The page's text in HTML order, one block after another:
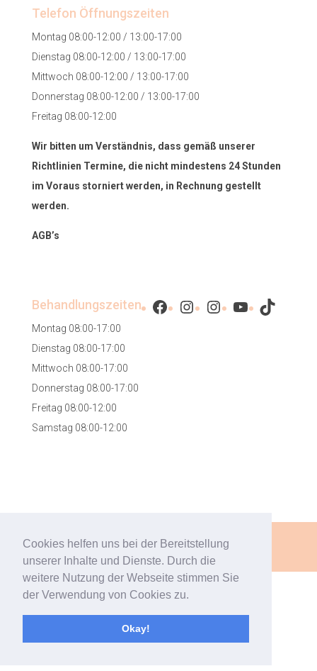
Cookies helfen uns bei der Bereitstellung
unserer Inhalte und Dienste. Durch die
weitere Nutzung der Webseite stimmen Sie
der Verwendung von Cookies zu.
Okay!
Telefon Öffnungszeiten
Montag 08:00-12:00 / 13:00-17:00
Dienstag 08:00-12:00 / 13:00-17:00
Mittwoch 08:00-12:00 / 13:00-17:00
Donnerstag 08:00-12:00 / 13:00-17:00
Freitag 08:00-12:00
Wir bitten um Verständnis, dass gemäß unserer
Richtlinien Termine, die nicht mindestens 24 Stunden
im Voraus storniert werden, in Rechnung gestellt
werden.
AGB’s
Behandlungszeiten
Montag 08:00-17:00
Dienstag 08:00-17:00
Mittwoch 08:00-17:00
Donnerstag 08:00-17:00
Freitag 08:00-12:00
Samstag 08:00-12:00
Facebook
Instagram
Instagram
YouTube
TikTok
Designed bymylokalesuche GmbH
Mentions légales| Protection des données